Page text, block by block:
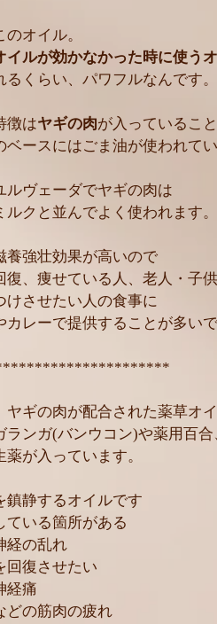
のオイル。
イルが効かなかった時に使うオ
るくらい、パワフルなんです。
徴はヤギの肉が入っていること
ベースにはごま油が使われてい
ヴェーダでヤギの肉は
ルクと並んでよく使われます。
養強壮効果が高いので
復、痩せている人、老人・子
けさせたい人の食事に
カレーで提供することが多いで
ヤギの肉が配合された薬草オイ
ランガ(バンウコン)や薬用百
薬が入っています。
鎮静するオイルです
ている箇所がある
経の乱れ
回復させたい
経痛
どの筋肉の疲れ